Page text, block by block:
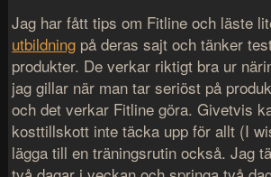
Jag har fått tips om Fitline och läste
utbildning på deras sajt och tänker
produkter. De verkar riktigt bra ur
jag gillar när man tar seriöst på
och det verkar Fitline göra. Givetvis
kosttillskott inte täcka upp för allt (I
lägga till en träningsrutin också. Jag